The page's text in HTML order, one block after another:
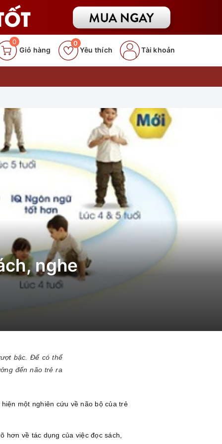
0
Giỏ hàng Yêu thích
0
Tài khoản
nghe
bậc. Để có thể
đến não trẻ ra
một nghiên cứu về não bộ của trẻ
về tác dụng của việc đọc sách,